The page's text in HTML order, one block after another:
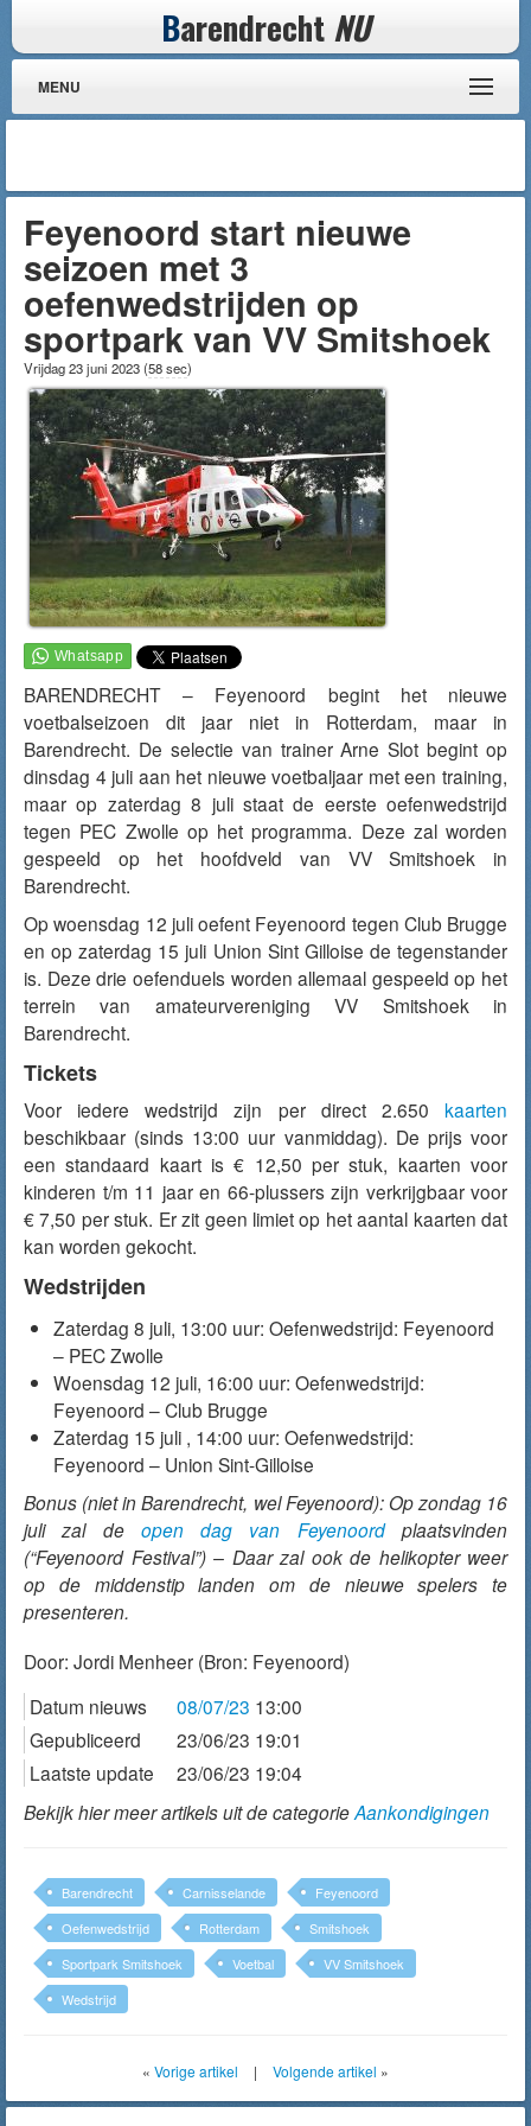
Barendrecht NU
MENU
Feyenoord start nieuwe
seizoen met 3
oefenwedstrijden op
sportpark van VV Smitshoek
Vrijdag 23 juni 2023(58 sec)
BARENDRECHT – Feyenoord begint het nieuwe
voetbalseizoen dit jaar niet in Rotterdam, maar in
Barendrecht. De selectie van trainer Arne Slot begint op
dinsdag 4 juli aan het nieuwe voetbaljaar met een training,
maar op zaterdag 8 juli staat de eerste oefenwedstrijd
tegen PEC Zwolle op het programma. Deze zal worden
gespeeld op het hoofdveld van VV Smitshoek in
Barendrecht.
Op woensdag 12 juli oefent Feyenoord tegen Club Brugge
en op zaterdag 15 juli Union Sint Gilloise de tegenstander
is. Deze drie oefenduels worden allemaal gespeeld op het
terrein van amateurvereniging VV Smitshoek in
Barendrecht.
Tickets
Voor iedere wedstrijd zijn per direct 2.650 kaarten
beschikbaar (sinds 13:00 uur vanmiddag). De prijs voor
een standaard kaart is € 12,50 per stuk, kaarten voor
kinderen t/m 11 jaar en 66-plussers zijn verkrijgbaar voor
€ 7,50 per stuk. Er zit geen limiet op het aantal kaarten dat
kan worden gekocht.
Wedstrijden
Zaterdag 8 juli, 13:00 uur: Oefenwedstrijd: Feyenoord
– PEC Zwolle
Woensdag 12 juli, 16:00 uur: Oefenwedstrijd:
Feyenoord – Club Brugge
Zaterdag 15 juli , 14:00 uur: Oefenwedstrijd:
Feyenoord – Union Sint-Gilloise
Bonus (niet in Barendrecht, wel Feyenoord): Op zondag 16
juli zal de open dag van Feyenoordplaatsvinden
(“Feyenoord Festival”) – Daar zal ook de helikopter weer
op de middenstip landen om de nieuwe spelers te
presenteren.
Door: Jordi Menheer (Bron: Feyenoord)
Datum nieuws
08/07/23 13:00
Gepubliceerd
23/06/23 19:01
Laatste update
23/06/23 19:04
Bekijk hier meer artikels uit de categorieAankondigingen
Barendrecht Carnisselande
Feyenoord
Oefenwedstrijd
Rotterdam
Smitshoek
Sportpark Smitshoek
Voetbal
VV Smitshoek
Wedstrijd
« Vorige artikel | Volgende artikel »